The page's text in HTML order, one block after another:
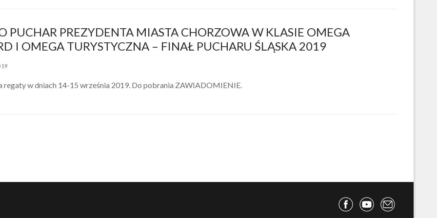
PUCHAR PREZYDENTA MIASTA CHORZOWA W KLASIE OMEGA
I OMEGA TURYSTYCZNA – FINAŁ PUCHARU ŚLĄSKA 2019
regaty w dniach 14-15 września 2019. Do pobrania ZAWIADOMIENIE.